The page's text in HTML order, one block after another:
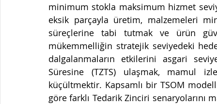
minimum stokla maksimum hizmet
eksik parçayla üretim, malzemeleri
süreçlerine tabi tutmak ve ürün
mükemmelliğin stratejik seviyedeki
dalgalanmaların etkilerini asgari
Süresine (TZTS) ulaşmak, mamul
küçültmektir. Kapsamlı bir TSOM
göre farklı Tedarik Zinciri senaryolarını